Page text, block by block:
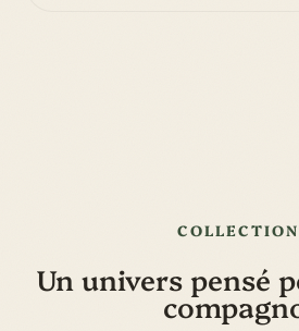
Un univers pensé